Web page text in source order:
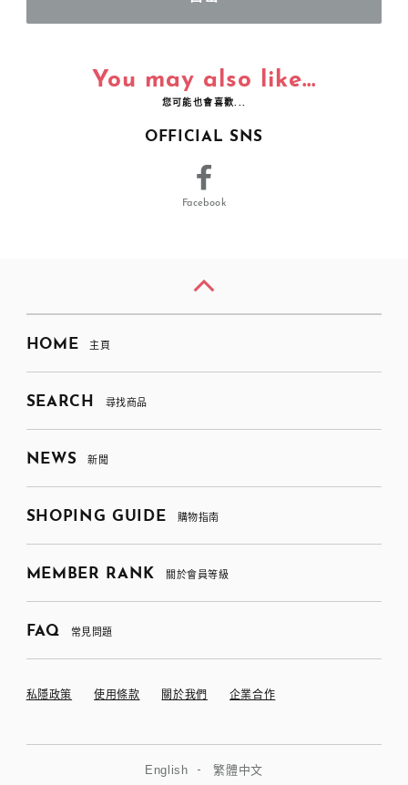
You may also like...
您可能也會喜歡...
OFFICIAL SNS
Facebook
HOME 主頁
SEARCH 尋找商品
NEWS 新聞
SHOPING GUIDE 購物指南
MEMBER RANK 關於會員等級
FAQ 常見問題
私隱政策 使用條款 關於我們 企業合作
English 繁體中文